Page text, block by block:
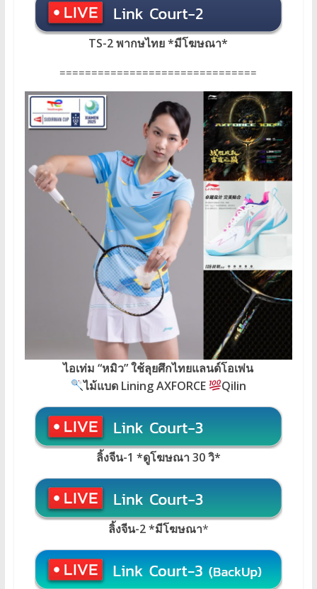
TS-2 พากษไทย*มีโฆษณา*
===============================
ไอเท่ม “หมิว” ใช้ลุยศึกไทยแลนด์โอเพ่น
ไม้แบด Lining AXFORCE
Qilin
ลิ้งจีน-1 *ดูโฆษณา 30 วิ*
ลิ้งจีน-2 *มีโฆษณา*